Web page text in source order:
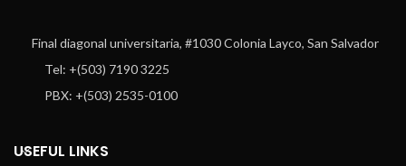
Final diagonal universitaria, #1030 Colonia Layco, San Salvador
Tel: +(503) 7190 3225
PBX: +(503) 2535-0100
USEFUL LINKS